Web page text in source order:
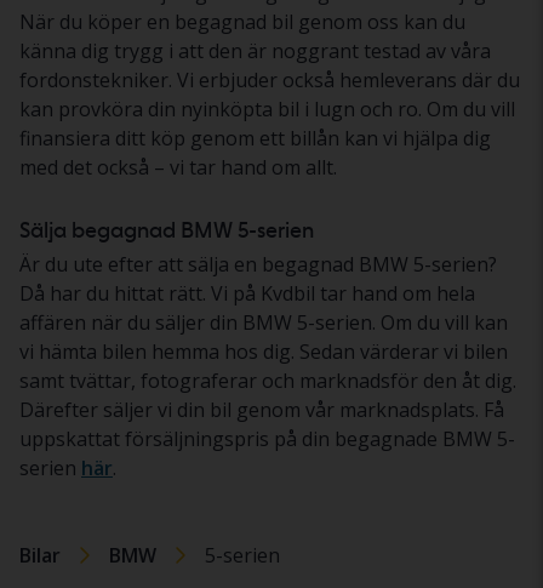
När du köper en begagnad bil genom oss kan du
känna dig trygg i att den är noggrant testad av våra
fordonstekniker. Vi erbjuder också hemleverans där du
kan provköra din nyinköpta bil i lugn och ro. Om du vill
finansiera ditt köp genom ett billån kan vi hjälpa dig
med det också – vi tar hand om allt.
Sälja begagnad BMW 5-serien
Är du ute efter att sälja en begagnad BMW 5-serien?
Då har du hittat rätt. Vi på Kvdbil tar hand om hela
affären när du säljer din BMW 5-serien. Om du vill kan
vi hämta bilen hemma hos dig. Sedan värderar vi bilen
samt tvättar, fotograferar och marknadsför den åt dig.
Därefter säljer vi din bil genom vår marknadsplats. Få
uppskattat försäljningspris på din begagnade BMW 5-
serien här.
Bilar BMW 5-serien